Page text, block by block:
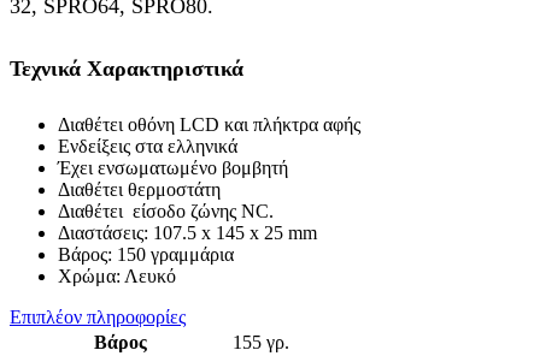
32, SPRO64, SPRO80.
Τεχνικά Χαρακτηριστικά
Διαθέτει οθόνη LCD και πλήκτρα αφής
Ενδείξεις στα ελληνικά
Έχει ενσωματωμένο βομβητή
Διαθέτει θερμοστάτη
Διαθέτει είσοδο ζώνης NC.
Διαστάσεις: 107.5 x 145 x 25 mm
Βάρος: 150 γραμμάρια
Χρώμα: Λευκό
Επιπλέον πληροφορίες
Βάρος
155 γρ.